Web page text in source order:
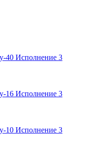
40 Исполнение 3
16 Исполнение 3
10 Исполнение 3